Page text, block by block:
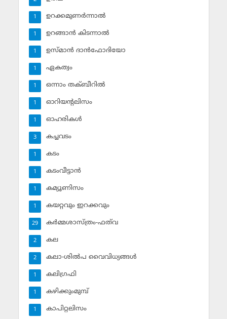
ഉറക്കമുണര്‍ന്നാല്‍
1
ഉറങ്ങാന്‍ കിടന്നാല്‍
1
ഉസ്മാന്‍ ദാന്‍ഫോദിയോ
1
ഏകത്വം
1
ഒന്നാം തക്ബീറില്‍
1
ഓറിയന്റലിസം
1
ഓഹരികള്‍
1
കച്ചവടം
3
കടം
1
കടംവീട്ടാന്‍
1
കമ്യൂണിസം
1
കയറ്റവും ഇറക്കവും
1
കര്‍മ്മശാസ്ത്രം-ഫത്‌വ
29
കല
2
കലാ-ശില്‍പ വൈവിധ്യങ്ങള്‍
2
കലിഗ്രഫി
1
കഴിക്കുംമുമ്പ്
1
കാപിറ്റലിസം
1